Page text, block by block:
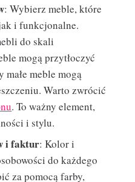
: Wybierz meble, które
i funkcjonalne.
do skali
mogą przytłoczyć
małe meble mogą
Warto zwrócić
. To ważny element,
i stylu.
i faktur: Kolor i
do każdego
za pomocą farby,